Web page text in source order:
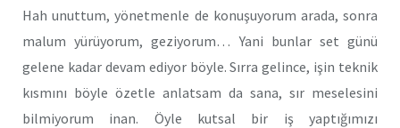
Hah unuttum, yönetmenle de konuşuyorum arada, sonra
malum yürüyorum, geziyorum… Yani bunlar set günü
gelene kadar devam ediyor böyle. Sırra gelince, işin teknik
kısmını böyle özetle anlatsam da sana, sır meselesini
bilmiyorum inan. Öyle kutsal bir iş yaptığımızı